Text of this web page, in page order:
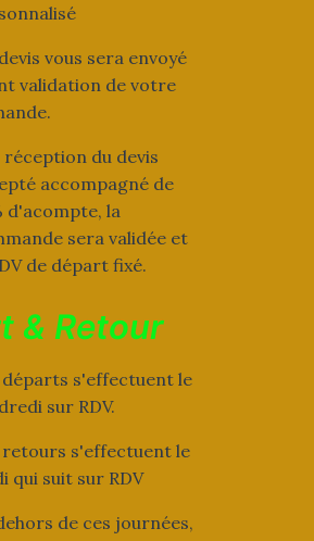
vous sera envoyé
validation de votre
réception du devis
accompagné de
d'acompte, la
sera validée et
de départ fixé.
& Retour
départs s'effectuent le
sur RDV.
retours s'effectuent le
qui suit sur RDV
de ces journées,